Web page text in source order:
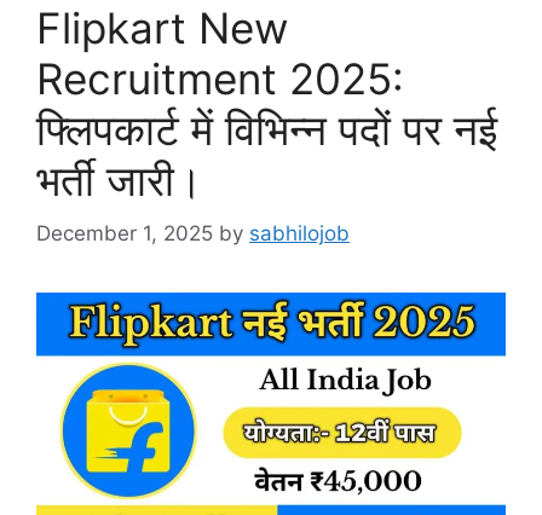
Flipkart New
Recruitment 2025:
फ्लिपकार्ट में विभिन्न पदों पर नई
भर्ती जारी।
December 1, 2025 by sabhilojob